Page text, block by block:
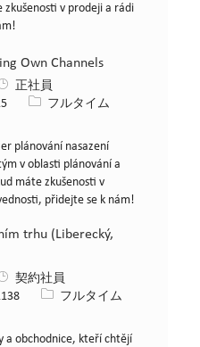
zkušenosti v prodeji a rádi
Own Channels
正社員
役職フルタイム
plánování nasazení
v oblasti plánování a
máte zkušenosti v
přidejte se k nám!
trhu (Liberecký,
契約社員
役職フルタイム
a obchodnice, kteří chtějí